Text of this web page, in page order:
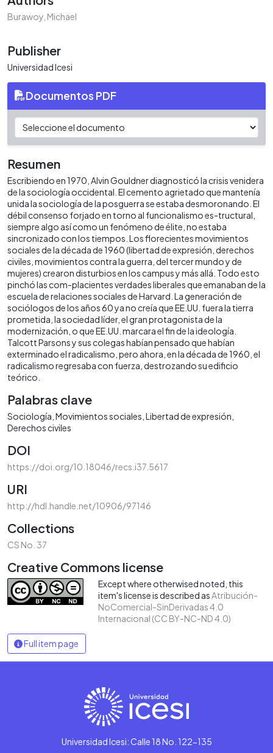
Burawoy, Michael
Publisher
Universidad Icesi
Documentos PDF
Resumen
Escribiendo en 1970, Alvin Gouldner diagnosticó la crisis venidera
de la sociología occidental. El cemento agrietado que mantenía
unida la sociología de la posguerra se estaba desmoronando. El
débil consenso forjado en torno al funcionalismo es-tructural,
siempre algo así como un fenómeno de élite, no estaba
sincronizado con los tiempos. Los florecientes movimientos
sociales de la década de 1960 (libertad de expresión, derechos
civiles, movimientos contra la guerra, del tercer mundo y de
mujeres) crearon disturbios en los campus y más allá. Todo esto
pinchó las com-placientes verdades liberales que emanaban de la
escuela de relaciones sociales de Harvard. La generación de
sociólogos de los años 60 ya no creía que EE.UU. fuera la tierra
prometida, la sociedad líder, el gran protagonista de la
modernización, o que EE.UU. marcara el fin de la ideología.
Talcott Parsons y sus colegas habían pensado que habían
exterminado el radicalismo, pero ahora, en la década de 1960, el
radicalismo regresaba con fuerza, destrozando su edificio
teórico.
Palabras clave
Sociología Movimientos sociales Libertad de expresión
Derechos civiles
DOI
https://doi.org/10.18046/recs.i37.5617
URI
http://hdl.handle.net/10906/97146
Collections
CS No. 37
Creative Commons license
Except where otherwised noted, this
item's license is described asAtribución-
NoComercial-SinDerivadas 4.0
Internacional (CC BY-NC-ND 4.0)
Full item page
Universidad Icesi: Calle 18 No. 122-135